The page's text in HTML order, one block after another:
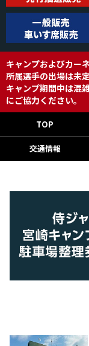
キャンプおよびカー
所属選手の出場は未定
キャンプ期間中は混
にご協力ください。
TOP
交通情報